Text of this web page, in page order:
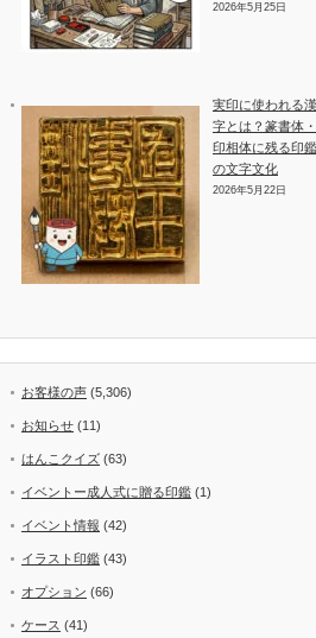
2026年5月25日
実印に使われる漢
字とは？篆書体・
印相体に残る印鑑
の文字文化
2026年5月22日
お客様の声 (5,306)
お知らせ (11)
はんこクイズ (63)
イベントー成人式に贈る印鑑 (1)
イベント情報 (42)
イラスト印鑑 (43)
オプション (66)
ケース (41)